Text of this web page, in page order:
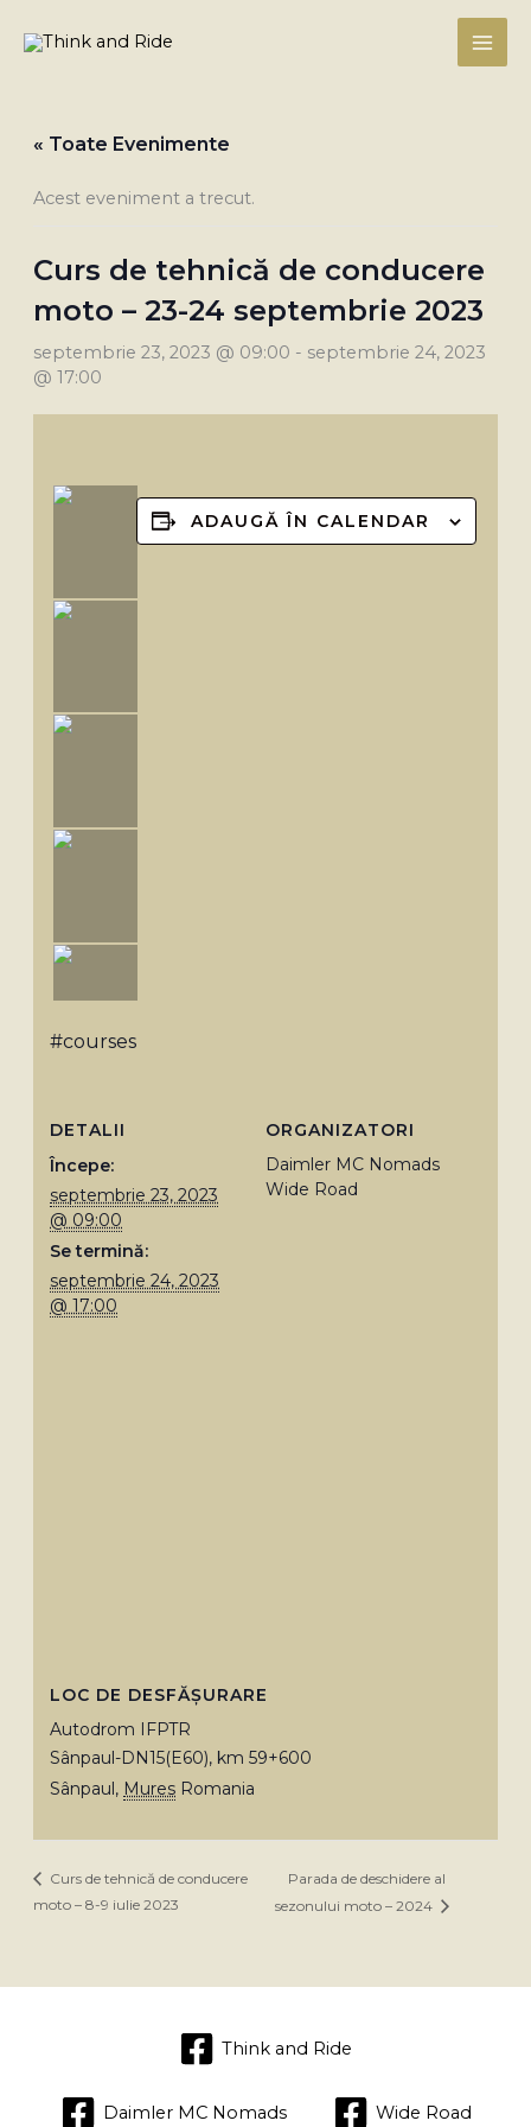
« Toate Evenimente
Acest eveniment a trecut.
Curs de tehnică de conducere
moto – 23-24 septembrie 2023
septembrie 23, 2023 @ 09:00 - septembrie 24, 2023
@ 17:00
#courses
ADAUGĂ ÎN CALENDAR
DETALII
Începe:
septembrie 23, 2023
@ 09:00
Se termină:
septembrie 24, 2023
@ 17:00
ORGANIZATORI
Daimler MC Nomads
Wide Road
LOC DE DESFĂȘURARE
Autodrom IFPTR
Sânpaul-DN15(E60), km 59+600
Sânpaul, Mures Romania
Curs de tehnică de conducere
moto – 8-9 iulie 2023
Parada de deschidere al
sezonului moto – 2024
Think and Ride
Daimler MC Nomads Wide Road